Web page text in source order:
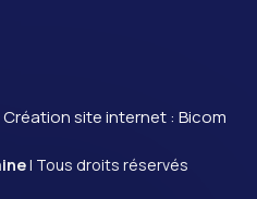
Création site internet : Bicom
| Tous droits réservés